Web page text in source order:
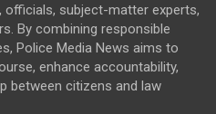
subject-matter experts,
By combining responsible
Police Media News aims to
enhance accountability,
between citizens and law